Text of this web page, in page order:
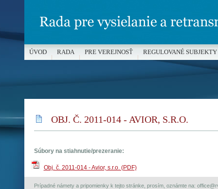
OBJ. Č. 2011-014 - AVIOR, S.R.O.
Súbory na stiahnutie/prezeranie:
Obj. č. 2011-014 - Avior, s.r.o. (PDF)
Prípadné námety a pripomienky k tejto stránke, prosím, oznámte na:
ÚVOD RADA PRE VEREJNOSŤ REGULOVANÉ SUBJEKTY